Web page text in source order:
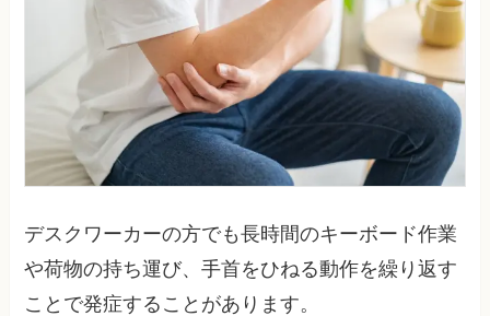
デスクワーカーの方でも長時間のキーボード作業
や荷物の持ち運び、手首をひねる動作を繰り返す
ことで発症することがあります。